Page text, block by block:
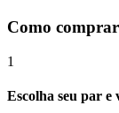
Como
1
Escolha seu par e